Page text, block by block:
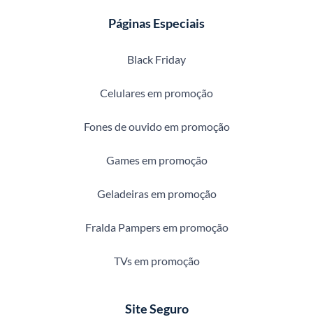
Páginas Especiais
Black Friday
Celulares em promoção
Fones de ouvido em promoção
Games em promoção
Geladeiras em promoção
Fralda Pampers em promoção
TVs em promoção
Site Seguro